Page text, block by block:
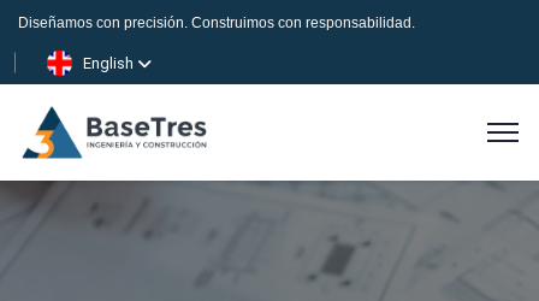
Diseñamos con precisión. Construimos con responsabilidad.
English